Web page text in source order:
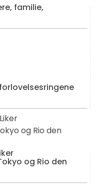
familie,
og Rio den